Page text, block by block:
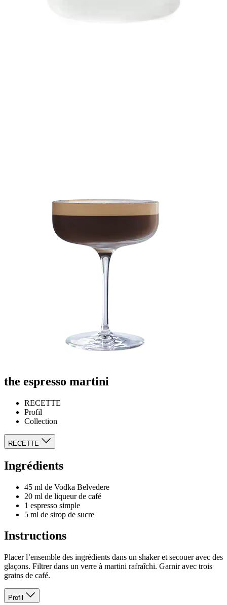
the espresso martini
RECETTE
Profil
Collection
RECETTE
Ingrédients
45 ml de Vodka Belvedere
20 ml de liqueur de café
1 espresso simple
5 ml de sirop de sucre
Instructions
Placer l’ensemble des ingrédients dans un shaker et secouer avec des
glaçons. Filtrer dans un verre à martini rafraîchi. Garnir avec trois
grains de café.
Profil